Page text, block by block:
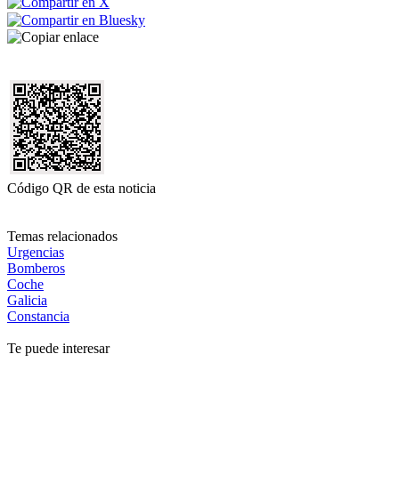
Código QR de esta noticia
Temas relacionados
Urgencias
Bomberos
Coche
Galicia
Constancia
Te puede interesar